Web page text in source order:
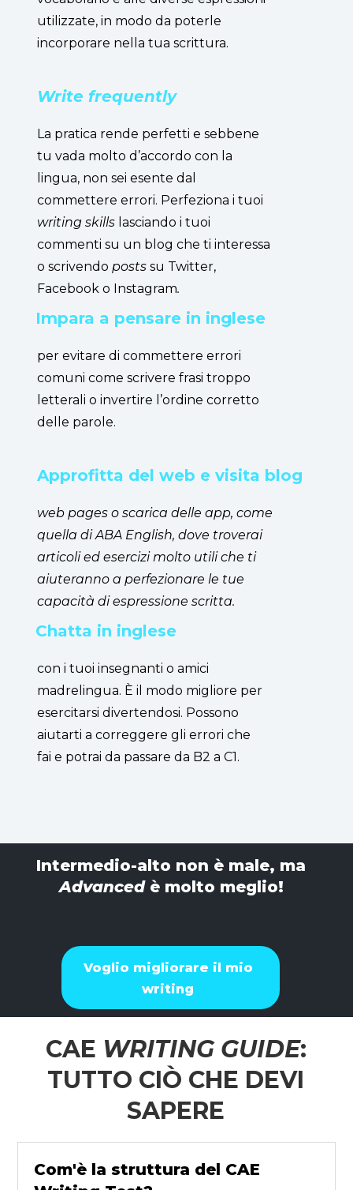
utilizzate, in modo da poterle
incorporare nella tua scrittura.
Write frequently
La pratica rende perfetti e sebbene
tu vada molto d’accordo con la
lingua, non sei esente dal
commettere errori. Perfeziona i tuoi
writing skills lasciando i tuoi
commenti su un blog che ti interessa
o scrivendo posts su Twitter,
Facebook o Instagram.
Impara a pensare in inglese
per evitare di commettere errori
comuni come scrivere frasi troppo
letterali o invertire l’ordine corretto
delle parole.
Approfitta del web e visita blog
web pages o scarica delle app, come
quella di ABA English, dove troverai
articoli ed esercizi molto utili che ti
aiuteranno a perfezionare le tue
capacità di espressione scritta.
Chatta in inglese
con i tuoi insegnanti o amici
madrelingua. È il modo migliore per
esercitarsi divertendosi. Possono
aiutarti a correggere gli errori che
fai e potrai da passare da B2 a C1.
Intermedio-alto non è male, ma
Advancedè molto meglio!
Voglio migliorare il mio
writing
CAE WRITING GUIDE:
TUTTO CIÒ CHE DEVI
SAPERE
Com'è la struttura del CAE